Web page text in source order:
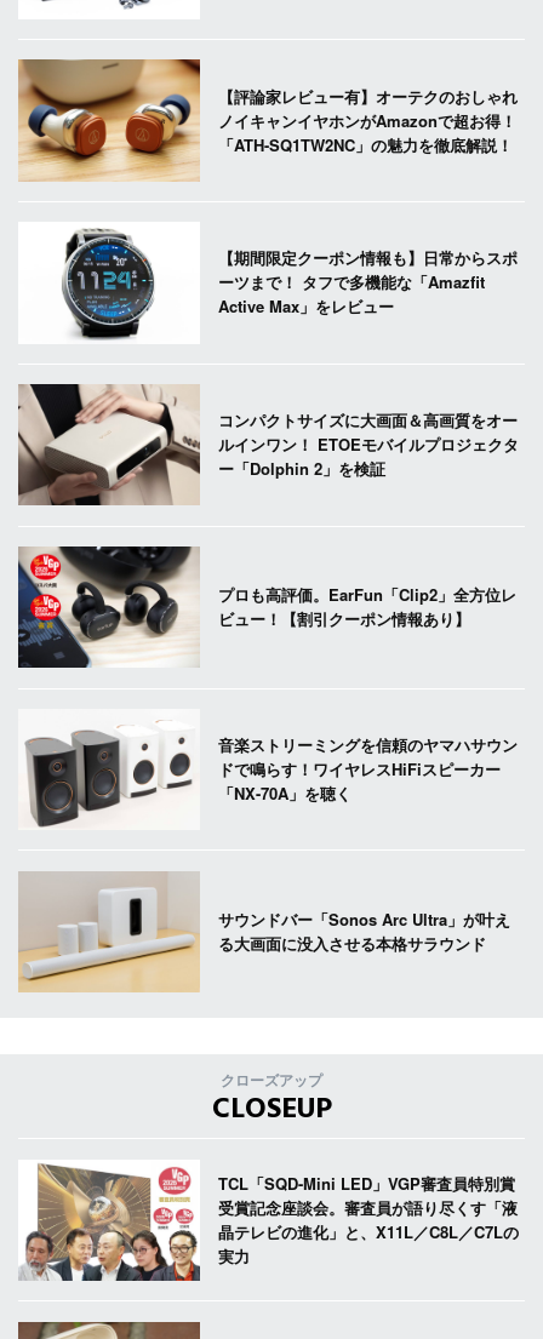
【評論家レビュー有】オーテクのおしゃれ
ノイキャンイヤホンがAmazonで超お得！
「ATH-SQ1TW2NC」の魅力を徹底解説！
【期間限定クーポン情報も】日常からスポ
ーツまで！ タフで多機能な「Amazfit
Active Max」をレビュー
コンパクトサイズに大画面＆高画質をオー
ルインワン！ ETOEモバイルプロジェクタ
ー「Dolphin 2」を検証
プロも高評価。EarFun「Clip2」全方位レ
ビュー！【割引クーポン情報あり】
音楽ストリーミングを信頼のヤマハサウン
ドで鳴らす！ワイヤレスHiFiスピーカー
「NX-70A」を聴く
サウンドバー「Sonos Arc Ultra」が叶え
る大画面に没入させる本格サラウンド
クローズアップ
CLOSEUP
TCL「SQD-Mini LED」VGP審査員特別賞
受賞記念座談会。審査員が語り尽くす「液
晶テレビの進化」と、X11L／C8L／C7Lの
実力